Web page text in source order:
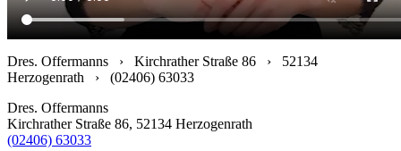
Dres. Offermanns › Kirchrather Straße 86 › 52134
Herzogenrath › (02406) 63033
Dres. Offermanns
Kirchrather Straße 86, 52134 Herzogenrath
(02406) 63033